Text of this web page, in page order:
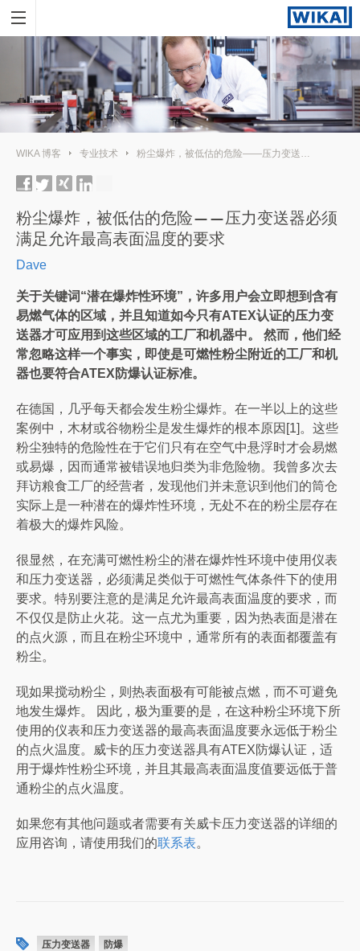
WIKA 博客 专业技术 粉尘爆炸，被低估的危险——压力变送器必须满足允许最高表面温度的要求
粉尘爆炸，被低估的危险——压力变送器必须
满足允许最高表面温度的要求
Dave
关于关键词“潜在爆炸性环境”，许多用户会立即想到含有
易燃气体的区域，并且知道如今只有ATEX认证的压力变
送器才可应用到这些区域的工厂和机器中。 然而，他们经
常忽略这样一个事实，即使是可燃性粉尘附近的工厂和机
器也要符合ATEX防爆认证标准。
在德国，几乎每天都会发生粉尘爆炸。在一半以上的这些
案例中，木材或谷物粉尘是发生爆炸的根本原因[1]。这些
粉尘独特的危险性在于它们只有在空气中悬浮时才会易燃
或易爆，因而通常被错误地归类为非危险物。我曾多次去
拜访粮食工厂的经营者，发现他们并未意识到他们的筒仓
实际上是一种潜在的爆炸性环境，无处不在的粉尘层存在
着极大的爆炸风险。
很显然，在充满可燃性粉尘的潜在爆炸性环境中使用仪表
和压力变送器，必须满足类似于可燃性气体条件下的使用
要求。特别要注意的是满足允许最高表面温度的要求，而
不仅仅是防止火花。这一点尤为重要，因为热表面是潜在
的点火源，而且在粉尘环境中，通常所有的表面都覆盖有
粉尘。
现如果搅动粉尘，则热表面极有可能被点燃，而不可避免
地发生爆炸。 因此，极为重要的是，在这种粉尘环境下所
使用的仪表和压力变送器的最高表面温度要永远低于粉尘
的点火温度。威卡的压力变送器具有ATEX防爆认证，适
用于爆炸性粉尘环境，并且其最高表面温度值要远低于普
通粉尘的点火温度。
如果您有其他问题或者需要有关威卡压力变送器的详细的
应用咨询，请使用我们的联系表。
压力变送器 防爆